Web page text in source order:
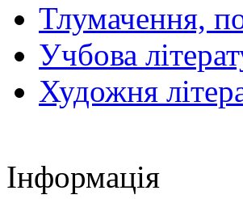
Тлумачення,
Учбова
Художня
Інформація